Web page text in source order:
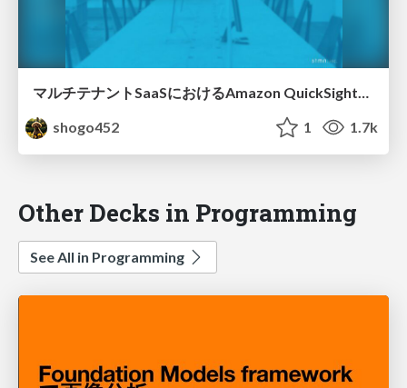
マルチテナントSaaSにおけるAmazon QuickSightの活用例
shogo452
1 1.7k
Other Decks in Programming
See All in Programming